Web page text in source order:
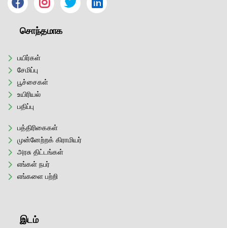
சொந்தமாக
பயிர்கள்
சேமிப்பு
பூச்சைகள்
உயிரியல்
பதிப்பு
பத்திரிகைகள்
முன்னேற்றக் கிராமியர்
அரசு திட்டங்கள்
எங்கள் நபர்
எங்களை பற்றி
இடம்